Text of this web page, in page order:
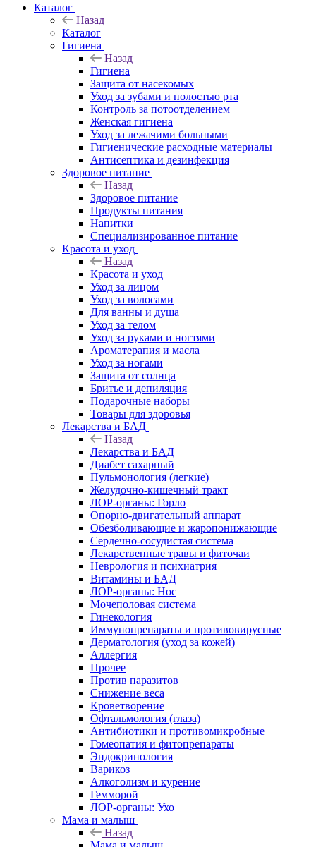
Каталог
Назад
Каталог
Гигиена
Назад
Гигиена
Защита от насекомых
Уход за зубами и полостью рта
Контроль за потоотделением
Женская гигиена
Уход за лежачими больными
Гигиенические расходные материалы
Антисептика и дезинфекция
Здоровое питание
Назад
Здоровое питание
Продукты питания
Напитки
Специализированное питание
Красота и уход
Назад
Красота и уход
Уход за лицом
Уход за волосами
Для ванны и душа
Уход за телом
Уход за руками и ногтями
Ароматерапия и масла
Уход за ногами
Защита от солнца
Бритье и депиляция
Подарочные наборы
Товары для здоровья
Лекарства и БАД
Назад
Лекарства и БАД
Диабет сахарный
Пульмонология (легкие)
Желудочно-кишечный тракт
ЛОР-органы: Горло
Опорно-двигательный аппарат
Обезболивающие и жаропонижающие
Сердечно-сосудистая система
Лекарственные травы и фиточаи
Неврология и психиатрия
Витамины и БАД
ЛОР-органы: Нос
Мочеполовая система
Гинекология
Иммунопрепараты и противовирусные
Дерматология (уход за кожей)
Аллергия
Прочее
Против паразитов
Снижение веса
Кроветворение
Офтальмология (глаза)
Антибиотики и противомикробные
Гомеопатия и фитопрепараты
Эндокринология
Варикоз
Алкоголизм и курение
Гемморой
ЛОР-органы: Ухо
Мама и малыш
Назад